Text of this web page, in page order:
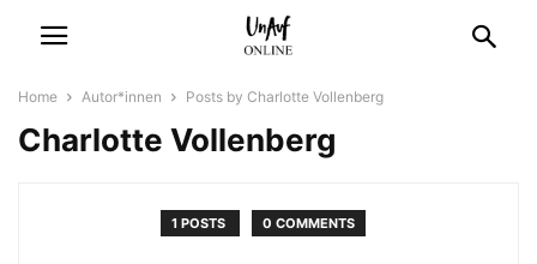
Home Autor*innen Posts by Charlotte Vollenberg
Charlotte Vollenberg
1 POSTS 0 COMMENTS